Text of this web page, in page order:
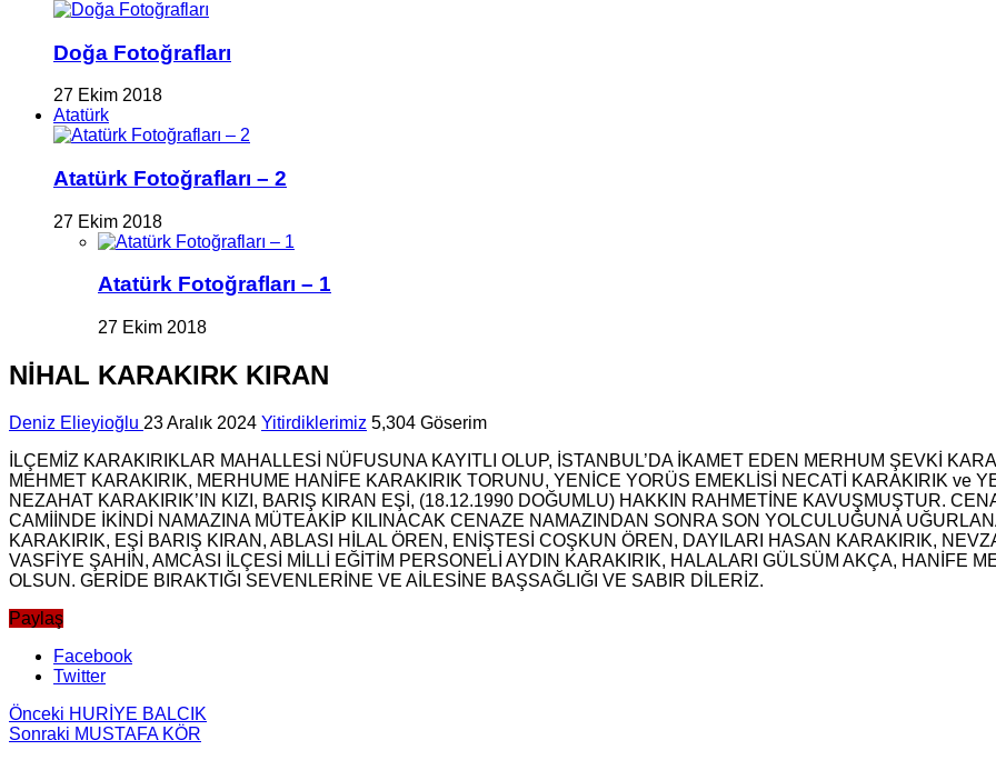
Doğa Fotoğrafları
27 Ekim 2018
Atatürk
Atatürk Fotoğrafları – 2
27 Ekim 2018
Atatürk Fotoğrafları – 1
27 Ekim 2018
NİHAL KARAKIRK KIRAN
Deniz Elieyioğlu 23 Aralık 2024 Yitirdiklerimiz 5,304 Göserim
İLÇEMİZ KARAKIRIKLAR MAHALLESİ NÜFUSUNA KAYITLI OLUP, İSTANBUL’DA İKAMET EDEN MERHUM ŞEVKİ
MEHMET KARAKIRIK, MERHUME HANİFE KARAKIRIK TORUNU, YENİCE YORÜS EMEKLİSİ NECATİ KARAKIRIK ve
NEZAHAT KARAKIRIK’IN KIZI, BARIŞ KIRAN EŞİ, (18.12.1990 DOĞUMLU) HAKKIN RAHMETİNE KAVUŞMUŞTUR.
CAMİİNDE İKİNDİ NAMAZINA MÜTEAKİP KILINACAK CENAZE NAMAZINDAN SONRA SON YOLCULUĞUNA
KARAKIRIK, EŞİ BARIŞ KIRAN, ABLASI HİLAL ÖREN, ENİŞTESİ COŞKUN ÖREN, DAYILARI HASAN KARAKIRIK,
VASFİYE ŞAHİN, AMCASI İLÇESİ MİLLİ EĞİTİM PERSONELİ AYDIN KARAKIRIK, HALALARI GÜLSÜM AKÇA, HANİFE
OLSUN. GERİDE BIRAKTIĞI SEVENLERİNE VE AİLESİNE BAŞSAĞLIĞI VE SABIR DİLERİZ.
Paylaş
Facebook
Twitter
Önceki HURİYE BALCIK
Sonraki MUSTAFA KÖR